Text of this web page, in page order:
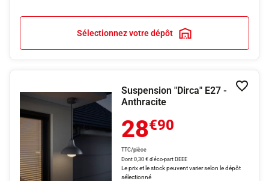
Sélectionnez votre dépôt
Suspension "Dirca" E27 -
Anthracite
28€90
TTC/pièce
Dont 0,30 € d'éco-part DEEE
Le prix et le stock peuvent varier selon le dépôt
sélectionné